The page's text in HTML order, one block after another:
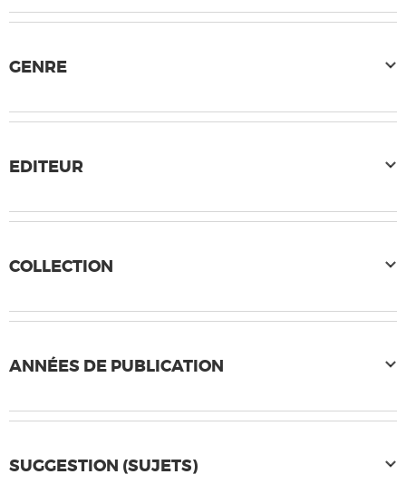
GENRE
EDITEUR
COLLECTION
ANNÉES DE PUBLICATION
SUGGESTION (SUJETS)